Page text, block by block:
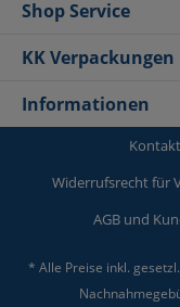
Shop Service
KK Verpackungen
Informationen
Kontakt
Widerrufsrecht für
AGB und
* Alle Preise inkl.